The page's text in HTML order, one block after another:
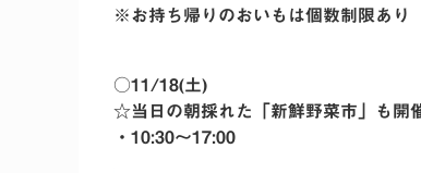
※お持ち帰りのおいもは個数制限あり
○11/18(土)
☆当日の朝採れた「新鮮野菜市」も開
・10:30〜17:00